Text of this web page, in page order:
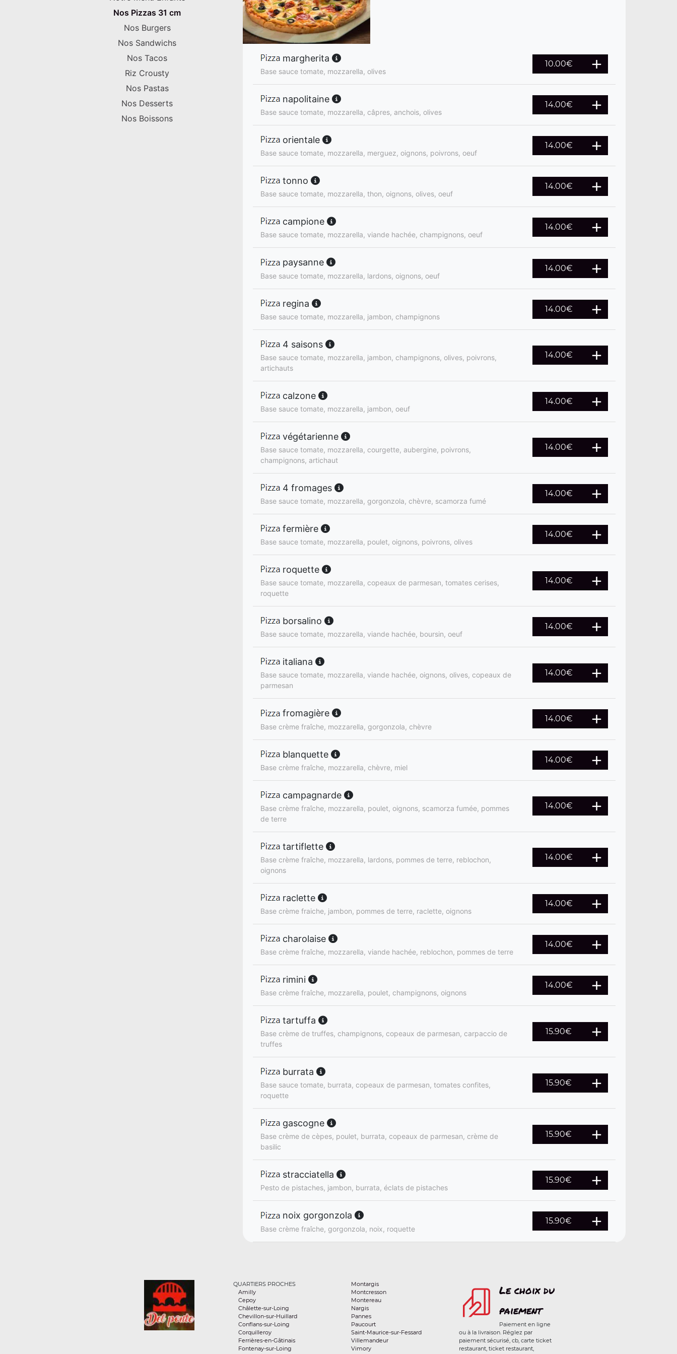
Nos Pizzas 31 cm
Nos Burgers
Nos Sandwichs
Nos Tacos
Riz Crousty
Nos Pastas
Nos Desserts
Nos Boissons
margherita
Base sauce tomate, mozzarella, olives
10.00€
napolitaine
Base sauce tomate, mozzarella, câpres, anchois, olives
14.00€
orientale
Base sauce tomate, mozzarella, merguez, oignons, poivrons, oeuf
14.00€
tonno
Base sauce tomate, mozzarella, thon, oignons, olives, oeuf
14.00€
campione
Base sauce tomate, mozzarella, viande hachée, champignons, oeuf
14.00€
paysanne
Base sauce tomate, mozzarella, lardons, oignons, oeuf
14.00€
regina
Base sauce tomate, mozzarella, jambon, champignons
14.00€
4 saisons
Base sauce tomate, mozzarella, jambon, champignons, olives, poivrons,
artichauts
14.00€
calzone
Base sauce tomate, mozzarella, jambon, oeuf
14.00€
végétarienne
Base sauce tomate, mozzarella, courgette, aubergine, poivrons,
champignons, artichaut
14.00€
4 fromages
Base sauce tomate, mozzarella, gorgonzola, chèvre, scamorza fumé
14.00€
fermière
Base sauce tomate, mozzarella, poulet, oignons, poivrons, olives
14.00€
roquette
Base sauce tomate, mozzarella, copeaux de parmesan, tomates cerises,
roquette
14.00€
borsalino
Base sauce tomate, mozzarella, viande hachée, boursin, oeuf
14.00€
italiana
Base sauce tomate, mozzarella, viande hachée, oignons, olives, copeaux de
parmesan
14.00€
fromagière
Base crème fraîche, mozzarella, gorgonzola, chèvre
14.00€
blanquette
Base crème fraîche, mozzarella, chèvre, miel
14.00€
campagnarde
Base crème fraîche, mozzarella, poulet, oignons, scamorza fumée, pommes
de terre
14.00€
tartiflette
Base crème fraîche, mozzarella, lardons, pommes de terre, reblochon,
oignons
14.00€
raclette
Base crème fraiche, jambon, pommes de terre, raclette, oignons
14.00€
charolaise
Base crème fraîche, mozzarella, viande hachée, reblochon, pommes de terre
14.00€
rimini
Base crème fraîche, mozzarella, poulet, champignons, oignons
14.00€
tartuffa
Base crème de truffes, champignons, copeaux de parmesan, carpaccio de
truffes
15.90€
burrata
Base sauce tomate, burrata, copeaux de parmesan, tomates confites,
roquette
15.90€
gascogne
Base crème de cèpes, poulet, burrata, copeaux de parmesan, crème de
basilic
15.90€
stracciatella
Pesto de pistaches, jambon, burrata, éclats de pistaches
15.90€
noix gorgonzola
Base crème fraîche, gorgonzola, noix, roquette
15.90€
QUARTIERS PROCHES
Amilly
Cepoy
Châlette-sur-Loing
Chevillon-sur-Huillard
Conflans-sur-Loing
Corquilleroy
Ferrières-en-Gâtinais
Fontenay-sur-Loing
Montargis
Montcresson
Montereau
Nargis
Pannes
Paucourt
Saint-Maurice-sur-Fessard
Villemandeur
Vimory
Le choix du
paiement
Paiement en ligne
ou à la livraison. Réglez par
paiement sécurisé, cb, carte ticket
restaurant, ticket restaurant,